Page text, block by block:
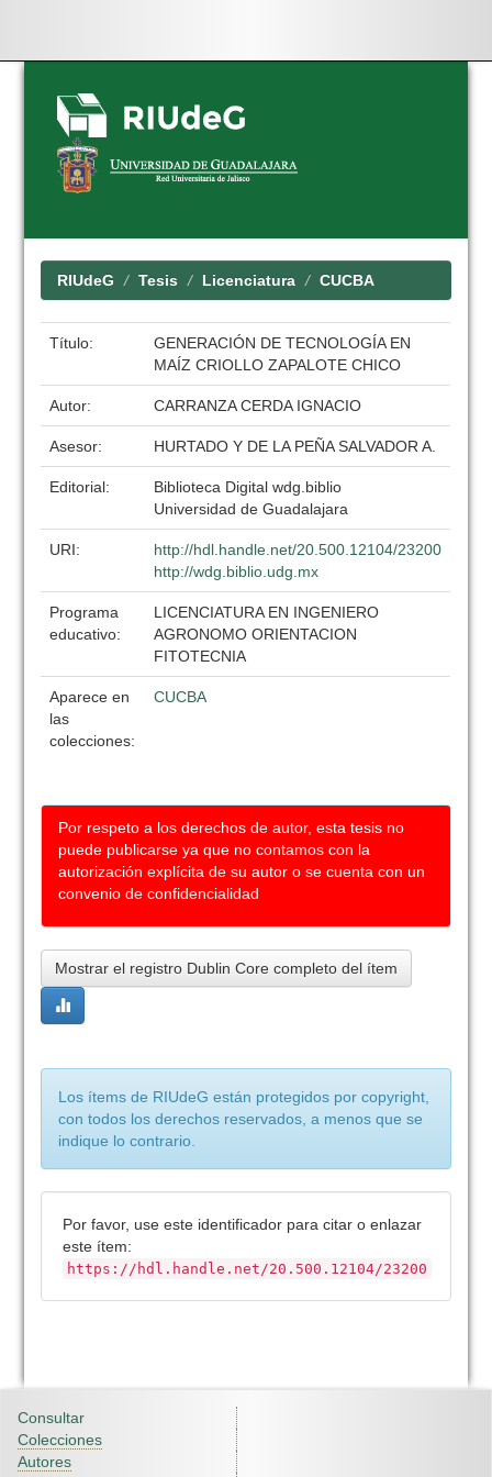
Skip
navigation
RIUdeG Tesis Licenciatura CUCBA
Título:
GENERACIÓN DE TECNOLOGÍA EN
MAÍZ CRIOLLO ZAPALOTE CHICO
Autor: CARRANZA CERDA IGNACIO
Asesor: HURTADO Y DE LA PEÑA SALVADOR A.
Editorial:
Biblioteca Digital wdg.biblio
Universidad de Guadalajara
URI:
http://hdl.handle.net/20.500.12104/23200
http://wdg.biblio.udg.mx
Programa
educativo:
LICENCIATURA EN INGENIERO
AGRONOMO ORIENTACION
FITOTECNIA
Aparece en
las
colecciones:
CUCBA
Por respeto a los derechos de autor, esta tesis no
puede publicarse ya que no contamos con la
autorización explícita de su autor o se cuenta con un
convenio de confidencialidad
Mostrar el registro Dublin Core completo del ítem
Los ítems de RIUdeG están protegidos por copyright,
con todos los derechos reservados, a menos que se
indique lo contrario.
Por favor, use este identificador para citar o enlazar
este ítem:
https://hdl.handle.net/20.500.12104/23200
Consultar
Colecciones
Autores